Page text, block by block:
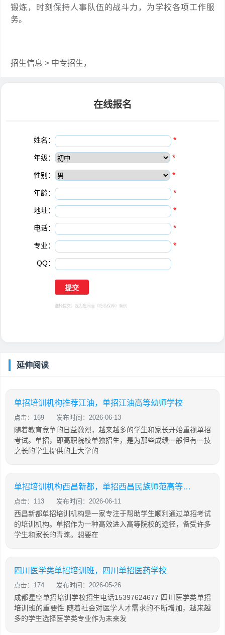
锻炼，时刻保持人事队伍的战斗力，为学校各项工作服
务。
招生信息 > 中专招生，
在线报名
姓名： *
年级： *
性别： *
年龄： *
地址： *
电话： *
专业： *
QQ：
选择提交，视为您同意 《隐私保障》 条例
延伸阅读
单招培训机构推荐江油，单招江油高等幼师学校
点击：169 发布时间：2026-06-13
随着教育竞争的日益激烈，越来越多的学生和家长开始重视单招
考试。单招，即高职院校单独招生，是为那些成绩一般但有一技
之长的学生提供的上大学的
单招培训机构西昌新都，单招西昌民族师范高等专科学校
点击：113 发布时间：2026-06-11
西昌新都单招培训机构是一家专注于帮助学生顺利通过单招考试
的培训机构。单招作为一种高效进入高等院校的途径，备受许多
学生和家长的青睐。想要在
四川医学类单招培训班，四川单招医药学校
点击：174 发布时间：2026-05-26
成都星空单招培训学校招生电话15397624677 四川医学类单招
培训班的重要性 随着社会对医学人才需求的不断增加，越来越
多的学生选择医学类专业作为未来发